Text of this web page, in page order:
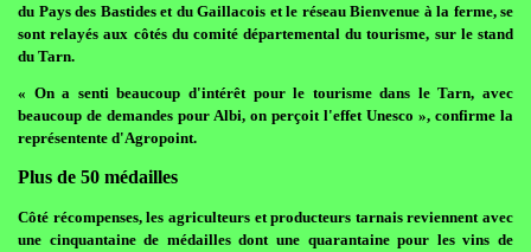
du Pays des Bastides et du Gaillacois et le réseau Bienvenue à la ferme, se
sont relayés aux côtés du comité départemental du tourisme, sur le stand
du Tarn.
« On a senti beaucoup d'intérêt pour le tourisme dans le Tarn, avec
beaucoup de demandes pour Albi, on perçoit l'effet Unesco », confirme la
représentente d'Agropoint.
Plus de 50 médailles
Côté récompenses, les agriculteurs et producteurs tarnais reviennent avec
une cinquantaine de médailles dont une quarantaine pour les vins de